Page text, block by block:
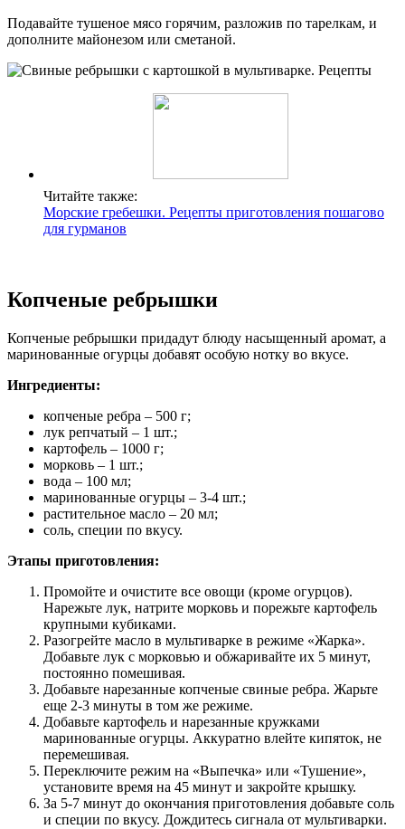
Подавайте тушеное мясо горячим, разложив по тарелкам, и
дополните майонезом или сметаной.
Читайте также:
Морские гребешки. Рецепты приготовления пошагово
для гурманов
Копченые ребрышки
Копченые ребрышки придадут блюду насыщенный аромат, а
маринованные огурцы добавят особую нотку во вкусе.
Ингредиенты:
копченые ребра – 500 г;
лук репчатый – 1 шт.;
картофель – 1000 г;
морковь – 1 шт.;
вода – 100 мл;
маринованные огурцы – 3-4 шт.;
растительное масло – 20 мл;
соль, специи по вкусу.
Этапы приготовления:
Промойте и очистите все овощи (кроме огурцов).
Нарежьте лук, натрите морковь и порежьте картофель
крупными кубиками.
Разогрейте масло в мультиварке в режиме «Жарка».
Добавьте лук с морковью и обжаривайте их 5 минут,
постоянно помешивая.
Добавьте нарезанные копченые свиные ребра. Жарьте
еще 2-3 минуты в том же режиме.
Добавьте картофель и нарезанные кружками
маринованные огурцы. Аккуратно влейте кипяток, не
перемешивая.
Переключите режим на «Выпечка» или «Тушение»,
установите время на 45 минут и закройте крышку.
За 5-7 минут до окончания приготовления добавьте соль
и специи по вкусу. Дождитесь сигнала от мультиварки.